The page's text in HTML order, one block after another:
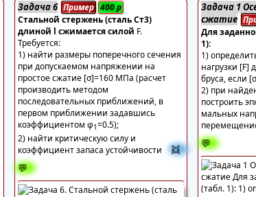
Задача 6 Пример 400р
Стальной стержень (сталь Ст3)
длиной l сжимается силой F.
Требуется:
1) найти размеры поперечного сечения
при допускаемом напряжении на
простое сжатие [σ]=160 МПа (расчет
производить методом
последовательных приближений, в
первом приближении задавшись
коэффициентом φ1=0.5);
2) найти критическую силу и
коэффициент запаса устойчивости
👯
💬
Задача 1
сжатие
Для
1):
1)
нагрузки [F]
бруса, если
2) при
построить
мальных
💬